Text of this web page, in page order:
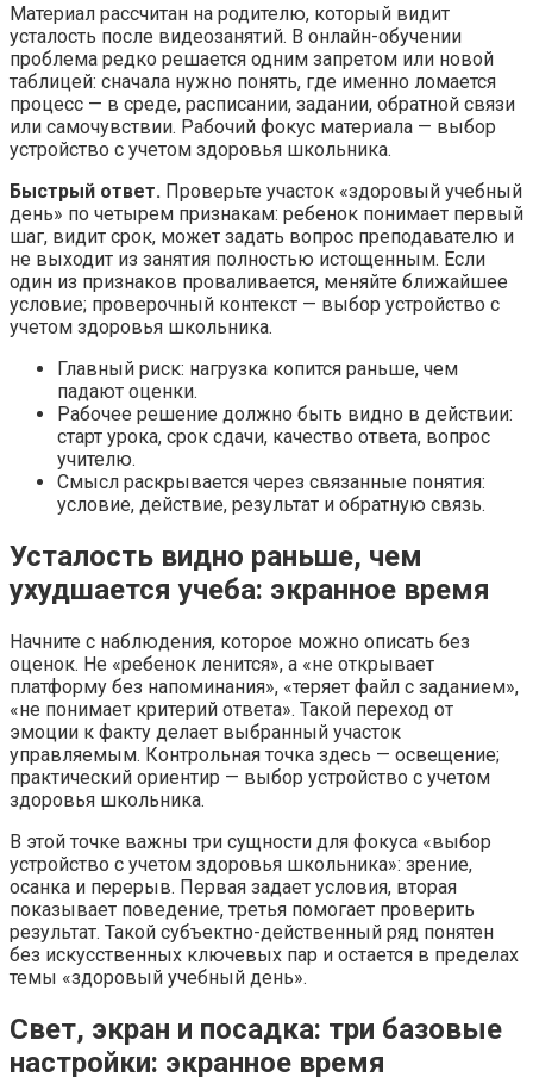
Материал рассчитан на родителю, который видит
усталость после видеозанятий. В онлайн-обучении
проблема редко решается одним запретом или новой
таблицей: сначала нужно понять, где именно ломается
процесс — в среде, расписании, задании, обратной связи
или самочувствии. Рабочий фокус материала — выбор
устройство с учетом здоровья школьника.
Быстрый ответ. Проверьте участок «здоровый учебный
день» по четырем признакам: ребенок понимает первый
шаг, видит срок, может задать вопрос преподавателю и
не выходит из занятия полностью истощенным. Если
один из признаков проваливается, меняйте ближайшее
условие; проверочный контекст — выбор устройство с
учетом здоровья школьника.
Главный риск: нагрузка копится раньше, чем
падают оценки.
Рабочее решение должно быть видно в действии:
старт урока, срок сдачи, качество ответа, вопрос
учителю.
Смысл раскрывается через связанные понятия:
условие, действие, результат и обратную связь.
Усталость видно раньше, чем
ухудшается учеба: экранное время
Начните с наблюдения, которое можно описать без
оценок. Не «ребенок ленится», а «не открывает
платформу без напоминания», «теряет файл с заданием»,
«не понимает критерий ответа». Такой переход от
эмоции к факту делает выбранный участок
управляемым. Контрольная точка здесь — освещение;
практический ориентир — выбор устройство с учетом
здоровья школьника.
В этой точке важны три сущности для фокуса «выбор
устройство с учетом здоровья школьника»: зрение,
осанка и перерыв. Первая задает условия, вторая
показывает поведение, третья помогает проверить
результат. Такой субъектно-действенный ряд понятен
без искусственных ключевых пар и остается в пределах
темы «здоровый учебный день».
Свет, экран и посадка: три базовые
настройки: экранное время